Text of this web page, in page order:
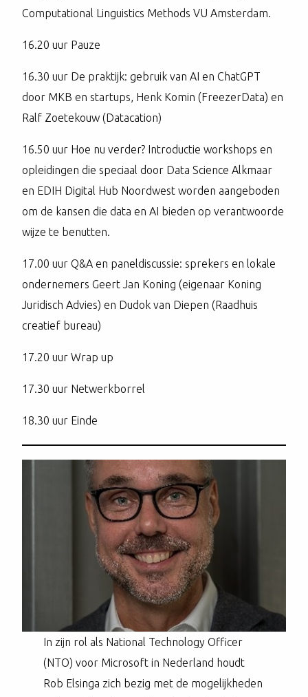
Computational Linguistics Methods VU Amsterdam.
16.20 uur Pauze
16.30 uur De praktijk: gebruik van AI en ChatGPT
door MKB en startups, Henk Komin (FreezerData) en
Ralf Zoetekouw (Datacation)
16.50 uur Hoe nu verder? Introductie workshops en
opleidingen die speciaal door Data Science Alkmaar
en EDIH Digital Hub Noordwest worden aangeboden
om de kansen die data en AI bieden op verantwoorde
wijze te benutten.
17.00 uur Q&A en paneldiscussie: sprekers en lokale
ondernemers Geert Jan Koning (eigenaar Koning
Juridisch Advies) en Dudok van Diepen (Raadhuis
creatief bureau)
17.20 uur Wrap up
17.30 uur Netwerkborrel
18.30 uur Einde
In zijn rol als National Technology Officer
(NTO) voor Microsoft in Nederland houdt
Rob Elsinga zich bezig met de mogelijkheden